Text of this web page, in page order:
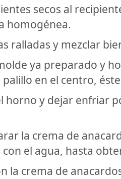
secos al
homogénea.
ralladas y mezclar
ya preparado y
en el centro,
horno y dejar enfriar
la crema de
el agua, hasta
la crema de